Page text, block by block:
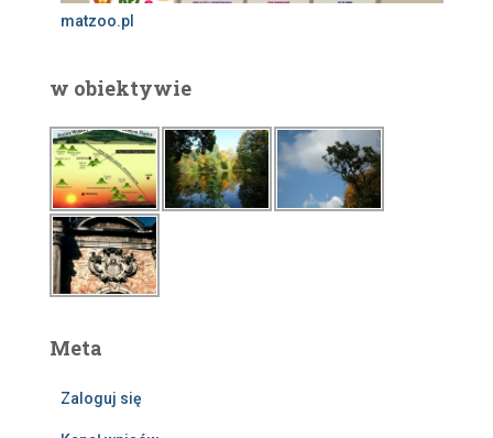
matzoo.pl
w obiektywie
Meta
Zaloguj się